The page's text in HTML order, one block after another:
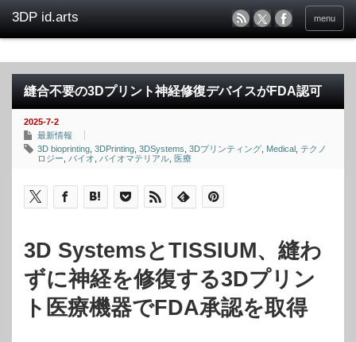
menu
縫合不要の3Dプリント神経修復デバイスがFDA認可
2025-7-2
最新情報
3D bioprinting 3DPrinting 3DSystems 3Dプリンティング Medical テクノ
ロジー
バイオ バイオマテリアル 医療
3D SystemsとTISSIUM、縫わ
ずに神経を修復する3Dプリン
ト医療機器でFDA承認を取得